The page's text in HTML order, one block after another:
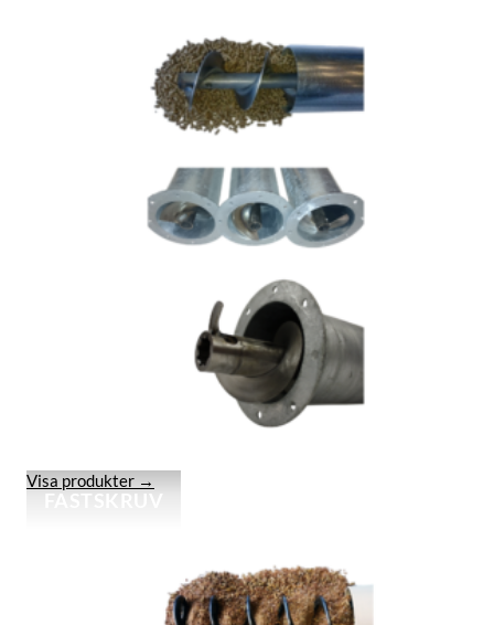
FASTSKRUV
Visa produkter →